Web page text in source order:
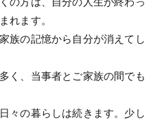
れます。
族の記憶から自分が消えてし
く、当事者とご家族の間でも
々の暮らしは続きます。少し